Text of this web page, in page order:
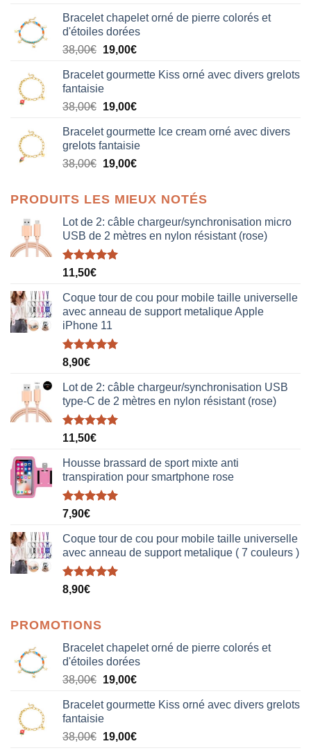
Bracelet chapelet orné de pierre colorés et
d'étoiles dorées
38,00€ Le
initial
était :
38,00€.
19,00€Le
actuel
19,00€.
Bracelet gourmette Kiss orné avec divers grelots
fantaisie
38,00€ Le
initial
était :
38,00€.
19,00€Le
actuel
est :
19,00€.
Bracelet gourmette Ice cream orné avec divers
grelots fantaisie
38,00€ Le
était :
38,00€.
19,00€Le
est :
19,00€.
PRODUITS LES MIEUX NOTÉS
Lot de 2: câble chargeur/synchronisation micro
USB de 2 mètres en nylon résistant (rose)
Note5.00
11,50€
Coque tour de cou pour mobile taille universelle
avec anneau de support metalique Apple
iPhone 11
Note5.00
8,90€
Lot de 2: câble chargeur/synchronisation USB
type-C de 2 mètres en nylon résistant (rose)
Note5.00
11,50€
Housse brassard de sport mixte anti
transpiration pour smartphone rose
Note5.00
7,90€
Coque tour de cou pour mobile taille universelle
avec anneau de support metalique ( 7 couleurs )
Note5.00
8,90€
PROMOTIONS
Bracelet chapelet orné de pierre colorés et
d'étoiles dorées
38,00€ Le
initial
était :
38,00€.
19,00€Le
actuel
19,00€.
Bracelet gourmette Kiss orné avec divers grelots
fantaisie
38,00€ Le
19,00€Le